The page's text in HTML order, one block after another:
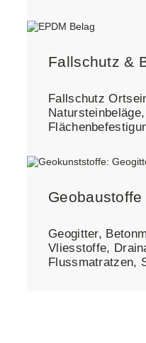
Fallschutz &
Fallschutz
Geogitter,
Vliesstoffe,
Flussmatratzen,